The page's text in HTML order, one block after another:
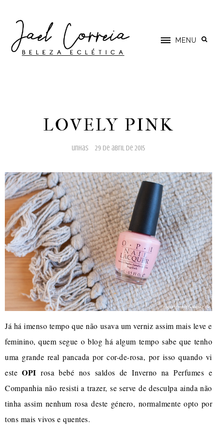
MENU
LOVELY PINK
unhas 29 de abril de 2015
Já há imenso tempo que não usava um verniz assim mais leve e
feminino, quem segue o blog há algum tempo sabe que tenho
uma grande real pancada por cor-de-rosa, por isso quando vi
esteOPIrosa bebé nos saldos de Inverno na Perfumes e
Companhia não resisti a trazer, se serve de desculpa ainda não
tinha assim nenhum rosa deste género, normalmente opto por
tons mais vivos e quentes.